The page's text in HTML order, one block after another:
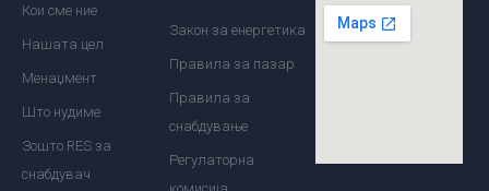
Кои сме ние
Нашата цел
Менаџмент
Што нудиме
Зошто RES за
снабдувач
Закон за енергетика
Правила за пазар
Правила за
снабдување
Регулаторна